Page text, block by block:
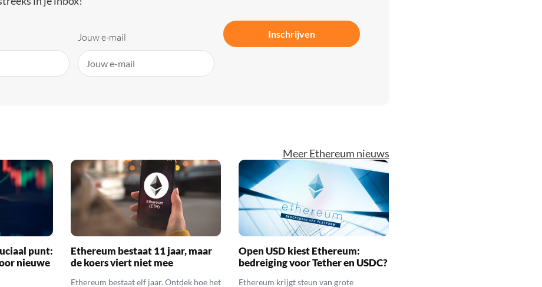
Jouw e-mail Inschrijven
Meer Ethereum nieuws
punt:
nieuwe
Ethereum bestaat 11 jaar, maar
de koers viert niet mee
Ethereum bestaat elf jaar. Ontdek hoe het
Open USD kiest Ethereum:
bedreiging voor Tether en USDC?
Ethereum krijgt steun van grote